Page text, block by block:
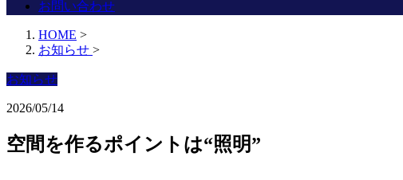
お問い合わせ
HOME >
お知らせ >
お知らせ
2026/05/14
空間を作るポイントは“照明”